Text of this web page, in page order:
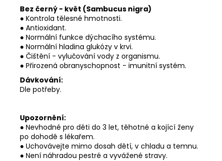
Bez černý - květ (Sambucus nigra)
● Kontrola tělesné hmotnosti.
● Antioxidant.
● Normální funkce dýchacího systému.
● Normální hladina glukózy v krvi.
● Čištění - vylučování vody z organismu.
● Přirozená obranyschopnost - imunitní systém.
Dávkování:
Dle potřeby.
Upozornění:
● Nevhodné pro děti do 3 let, těhotné a kojící ženy
po dohodě s lékařem.
● Uchovávejte mimo dosah dětí, v chladu a temnu.
● Není náhradou pestré a vyvážené stravy.